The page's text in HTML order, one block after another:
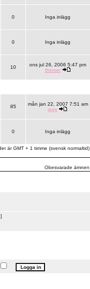
0 Inga inlägg
0 Inga inlägg
10
ons jul 26, 2006 5:47 pm
thinner
85
mån jan 22, 2007 7:51 am
iggy
0 Inga inlägg
är GMT + 1 timme (svensk normaltid)
Obesvarade ämnen